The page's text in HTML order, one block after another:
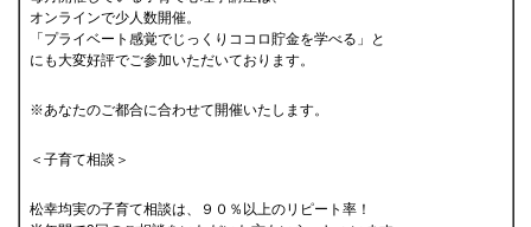
オンラインで少人数開催。
「プライベート感覚でじっくりココロ貯金を学べる」と
にも大変好評でご参加いただいております。
※あなたのご都合に合わせて開催いたします。
＜子育て相談＞
松幸均実の子育て相談は、９０％以上のリピート率！